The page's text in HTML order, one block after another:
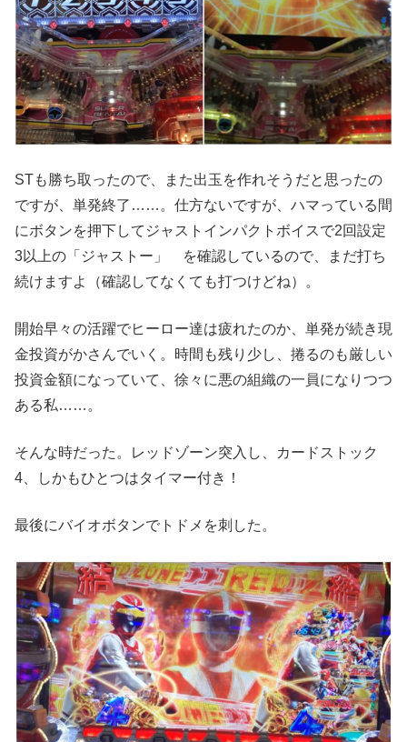
STも勝ち取ったので、また出玉を作れそうだと思ったの
ですが、単発終了……。仕方ないですが、ハマっている間
にボタンを押下してジャストインパクトボイスで2回設定
3以上の「ジャストー」 を確認しているので、まだ打ち
続けますよ（確認してなくても打つけどね）。
開始早々の活躍でヒーロー達は疲れたのか、単発が続き現
金投資がかさんでいく。時間も残り少し、捲るのも厳しい
投資金額になっていて、徐々に悪の組織の一員になりつつ
ある私……。
そんな時だった。レッドゾーン突入し、カードストック
4、しかもひとつはタイマー付き！
最後にバイオボタンでトドメを刺した。